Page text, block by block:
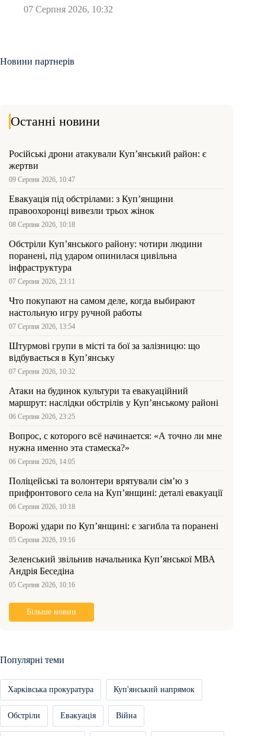
07 Серпня 2026, 10:32
Новини партнерів
Останні новини
Російські дрони атакували Куп’янський район: є
жертви
09 Серпня 2026, 10:47
Евакуація під обстрілами: з Куп’янщини
правоохоронці вивезли трьох жінок
08 Серпня 2026, 10:18
Обстріли Куп’янського району: чотири людини
поранені, під ударом опинилася цивільна
інфраструктура
07 Серпня 2026, 23:11
Что покупают на самом деле, когда выбирают
настольную игру ручной работы
07 Серпня 2026, 13:54
Штурмові групи в місті та бої за залізницю: що
відбувається в Куп’янську
07 Серпня 2026, 10:32
Атаки на будинок культури та евакуаційний
маршрут: наслідки обстрілів у Куп’янському районі
06 Серпня 2026, 23:25
Вопрос, с которого всё начинается: «А точно ли мне
нужна именно эта стамеска?»
06 Серпня 2026, 14:05
Поліцейські та волонтери врятували сім’ю з
прифронтового села на Куп’янщині: деталі евакуації
06 Серпня 2026, 10:18
Ворожі удари по Куп’янщині: є загибла та поранені
05 Серпня 2026, 19:16
Зеленський звільнив начальника Купʼянської МВА
Андрія Беседіна
05 Серпня 2026, 10:16
Більше новин
Популярні теми
Харківська прокуратура Куп'янський напрямок
Обстріли Евакуація Війна